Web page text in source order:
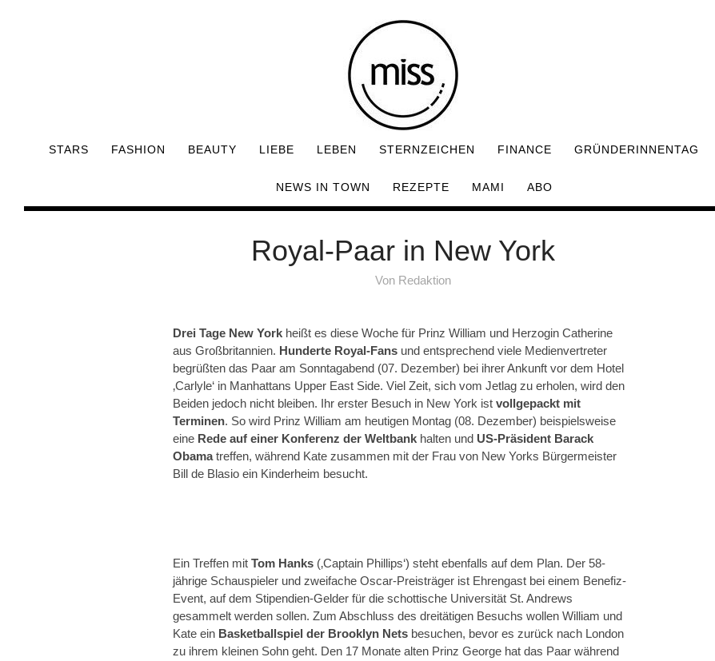
STARS FASHION BEAUTY LIEBE LEBEN STERNZEICHEN FINANCE GRÜNDERINNENTAG
NEWS IN TOWN REZEPTE MAMI ABO
Royal-Paar in New York
Von Redaktion
Drei Tage New York heißt es diese Woche für Prinz William und Herzogin Catherine
aus Großbritannien. Hunderte Royal-Fans und entsprechend viele Medienvertreter
begrüßten das Paar am Sonntagabend (07. Dezember) bei ihrer Ankunft vor dem Hotel
‚Carlyle‘ in Manhattans Upper East Side. Viel Zeit, sich vom Jetlag zu erholen, wird den
Beiden jedoch nicht bleiben. Ihr erster Besuch in New York ist vollgepackt mit
Terminen. So wird Prinz William am heutigen Montag (08. Dezember) beispielsweise
eine Rede auf einer Konferenz der Weltbank halten und US-Präsident Barack
Obamatreffen, während Kate zusammen mit der Frau von New Yorks Bürgermeister
Bill de Blasio ein Kinderheim besucht.
Ein Treffen mit Tom Hanks (‚Captain Phillips‘) steht ebenfalls auf dem Plan. Der 58-
jährige Schauspieler und zweifache Oscar-Preisträger ist Ehrengast bei einem Benefiz-
Event, auf dem Stipendien-Gelder für die schottische Universität St. Andrews
gesammelt werden sollen. Zum Abschluss des dreitätigen Besuchs wollen William und
Kate ein Basketballspiel der Brooklyn Nets besuchen, bevor es zurück nach London
zu ihrem kleinen Sohn geht. Den 17 Monate alten Prinz George hat das Paar während